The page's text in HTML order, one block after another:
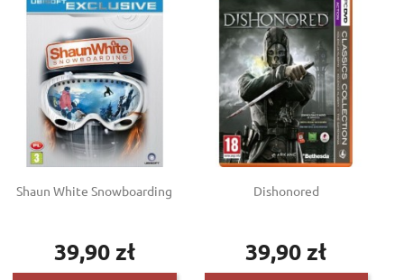
Shaun White Snowboarding
Cena
39,90 zł
Dishonored
Cena
39,90 zł